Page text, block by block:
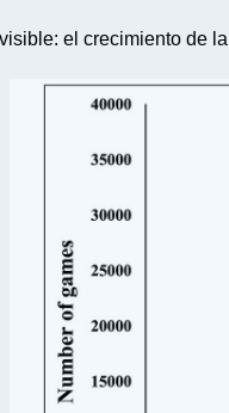
el crecimiento de